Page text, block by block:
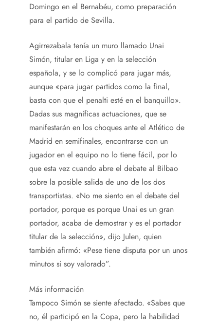
Domingo en el Bernabéu, como preparación
para el partido de Sevilla.
Agirrezabala tenía un muro llamado Unai
Simón, titular en Liga y en la selección
española, y se lo complicó para jugar más,
aunque «para jugar partidos como la final,
basta con que el penalti esté en el banquillo».
Dadas sus magníficas actuaciones, que se
manifestarán en los choques ante el Atlético de
Madrid en semifinales, encontrarse con un
jugador en el equipo no lo tiene fácil, por lo
que esta vez cuando abre el debate al Bilbao
sobre la posible salida de uno de los dos
transportistas. «No me siento en el debate del
portador, porque es porque Unai es un gran
portador, acaba de demostrar y es el portador
titular de la selección», dijo Julen, quien
también afirmó: «Pese tiene disputa por un unos
minutos si soy valorado”.
Más información
Tampoco Simón se siente afectado. «Sabes que
no, él participó en la Copa, pero la habilidad